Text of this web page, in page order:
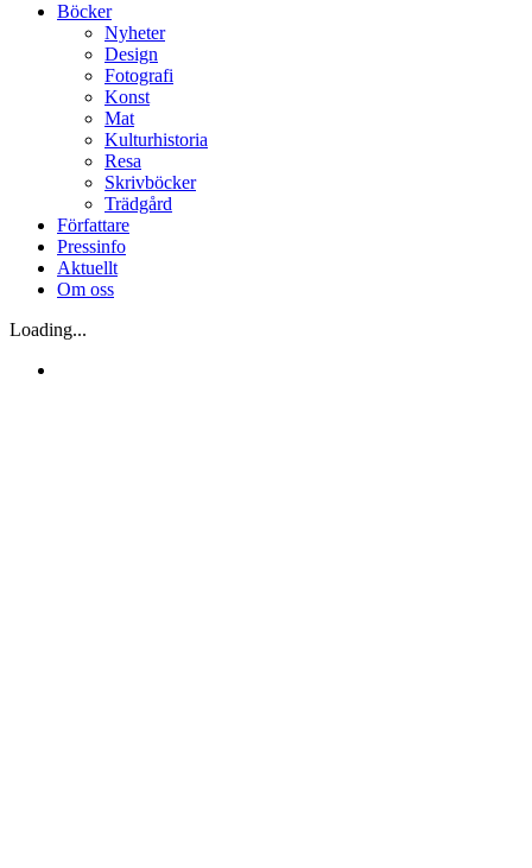
Böcker
Nyheter
Design
Fotografi
Konst
Mat
Kulturhistoria
Resa
Skrivböcker
Trädgård
Författare
Pressinfo
Aktuellt
Om oss
Loading...